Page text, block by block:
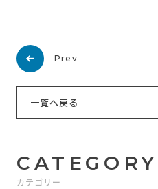
Prev
一覧へ戻る
CATEGORY
カテゴリー